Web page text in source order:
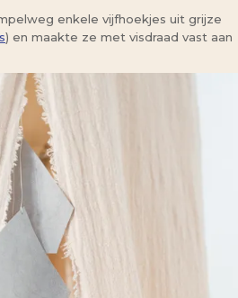
enkele vijfhoekjes uit grijze
) en maakte ze met visdraad vast aan